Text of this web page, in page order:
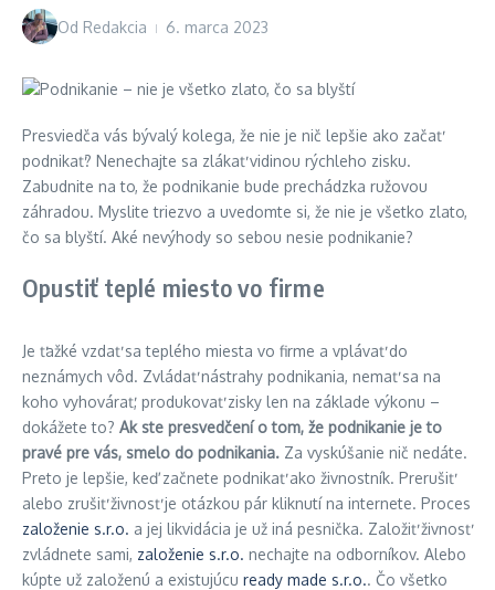
Od Redakcia 6. marca 2023
Presviedča vás bývalý kolega, že nie je nič lepšie ako začať
podnikať? Nenechajte sa zlákať vidinou rýchleho zisku.
Zabudnite na to, že podnikanie bude prechádzka ružovou
záhradou. Myslite triezvo a uvedomte si, že nie je všetko zlato,
čo sa blyští. Aké nevýhody so sebou nesie podnikanie?
Opustiť teplé miesto vo firme
Je ťažké vzdať sa teplého miesta vo firme a vplávať do
neznámych vôd. Zvládať nástrahy podnikania, nemať sa na
koho vyhovárať, produkovať zisky len na základe výkonu –
dokážete to? Ak ste presvedčení o tom, že podnikanie je to
pravé pre vás, smelo do podnikania. Za vyskúšanie nič nedáte.
Preto je lepšie, keď začnete podnikať ako živnostník. Prerušiť
alebo zrušiť živnosť je otázkou pár kliknutí na internete. Proces
založenie s.r.o. a jej likvidácia je už iná pesnička. Založiť živnosť
zvládnete sami, založenie s.r.o. nechajte na odborníkov. Alebo
kúpte už založenú a existujúcu ready made s.r.o.. Čo všetko